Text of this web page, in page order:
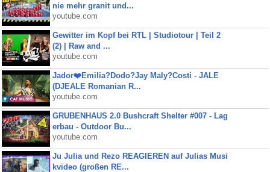
nie mehr granit und...
youtube.com
Gewitter im Kopf bei RTL | Studiotour | Teil 2
(2) | Raw and ...
youtube.com
Jador❤️Emilia?Dodo?Jay Maly?Costi - JALE
(DJEALE Romanian R...
youtube.com
GRUBENHAUS 2.0 Bushcraft Shelter #007 - Lag
erbau - Outdoor Bu...
youtube.com
Ju Julia und Rezo REAGIEREN auf Julias Musi
kvideo (großen RE...